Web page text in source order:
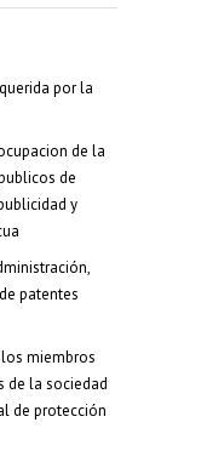
por la
de la
de
y
patentes
miembros
de la sociedad
de protección